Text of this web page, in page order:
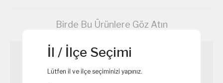
Birde Bu Ürünlere Göz Atın
İl / İlçe Seçimi
Lütfen il ve ilçe seçiminizi yapınız.